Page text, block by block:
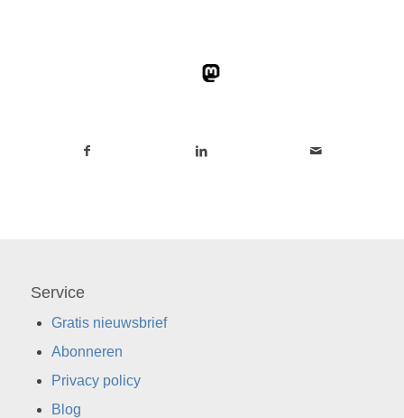
Service
Gratis nieuwsbrief
Abonneren
Privacy policy
Blog